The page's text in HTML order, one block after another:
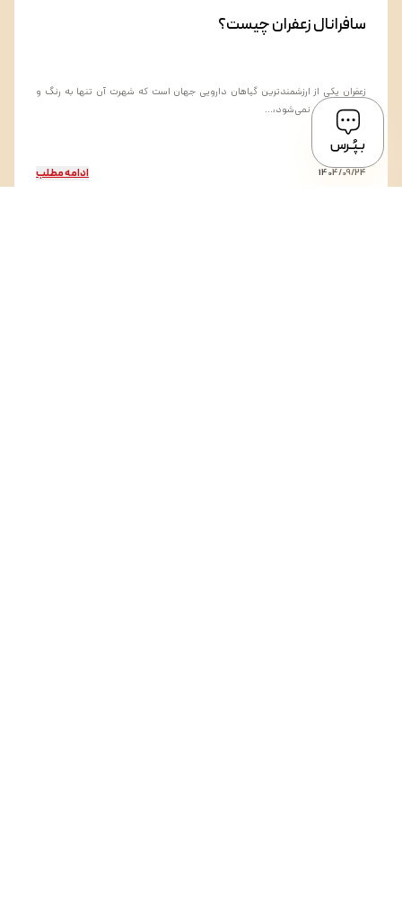
سافرانال زعفران چیست؟
زعفران یکی از ارزشمندترین گیاهان دارویی جهان است که شهرت آن تنها به رنگ و
طعم محدود نمی‌شود،...
1404/09/24 ادامه مطلب
بـپُـرس